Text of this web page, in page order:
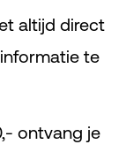
altijd direct
te
ontvang je